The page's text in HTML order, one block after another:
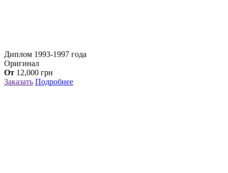
Диплом 1993-1997 года
Оригинал
От 12,000 грн
Заказать Подробнее